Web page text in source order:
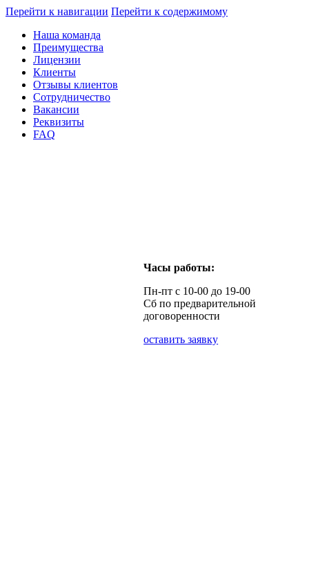
Перейти к навигации Перейти к содержимому
Наша команда
Преимущества
Лицензии
Клиенты
Отзывы клиентов
Сотрудничество
Вакансии
Реквизиты
FAQ
Часы работы:
Пн-пт с 10-00 до 19-00
Сб по предварительной
договоренности
оставить заявку